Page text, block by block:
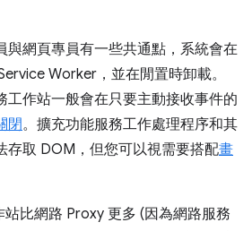
與網頁專員有一些共通點，系統會在
Worker，並在閒置時卸載。
工作站一般會在只要主動接收事件的
閉。擴充功能服務工作處理程序和其
存取 DOM，但您可以視需要搭配畫
比網路 Proxy 更多 (因為網路服務